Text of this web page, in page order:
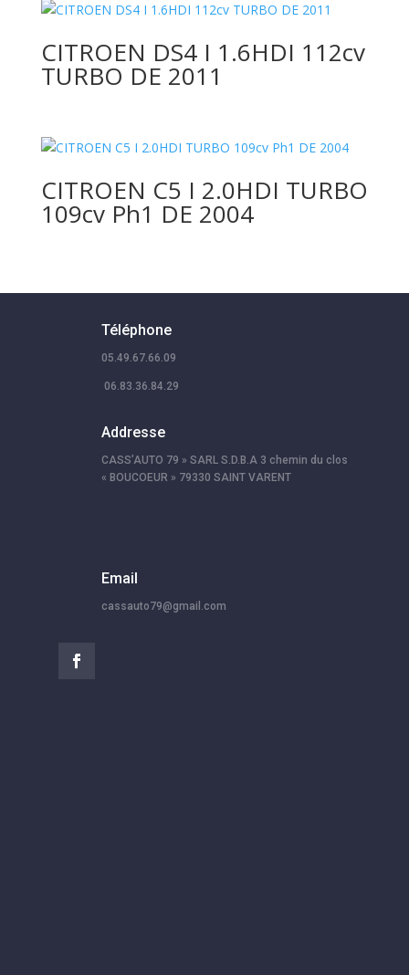
CITROEN DS4 I 1.6HDI 112cv
TURBO DE 2011
CITROEN C5 I 2.0HDI TURBO
109cv Ph1 DE 2004
Téléphone
05.49.67.66.09
06.83.36.84.29
Addresse
CASS’AUTO 79 » SARL S.D.B.A 3 chemin du clos
« BOUCOEUR » 79330 SAINT VARENT
Email
cassauto79@gmail.com